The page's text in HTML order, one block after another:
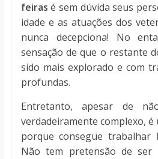
feiras é sem dúvida seus
idade e as atuações dos
nunca decepciona! No
sensação de que o restante
sido mais explorado e com
profundas.
Entretanto, apesar de
verdadeiramente complexo, é
porque consegue trabalhar
Não tem pretensão de